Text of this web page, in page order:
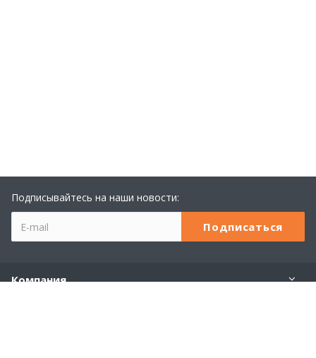
Подписывайтесь на наши новости:
Компания